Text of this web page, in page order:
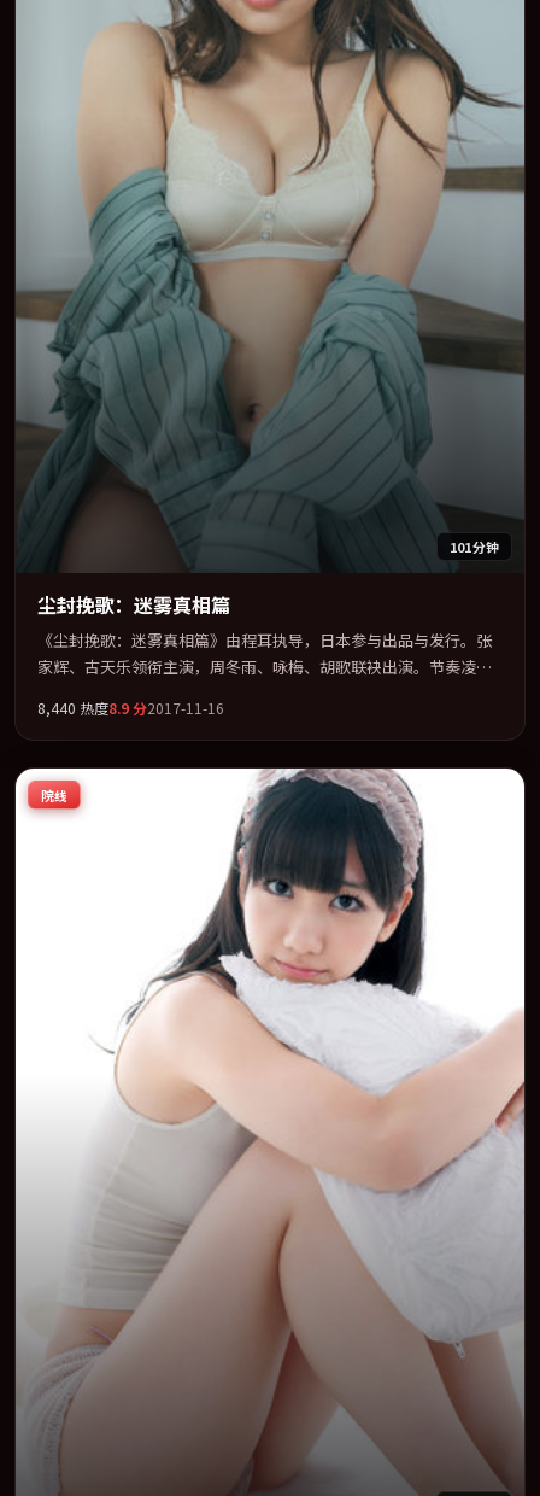
101分钟
尘封挽歌：迷雾真相篇
《尘封挽歌：迷雾真相篇》由程耳执导，日本参与出品与发行。张
家辉、古天乐领衔主演，周冬雨、咏梅、胡歌联袂出演。节奏凌
架，在叙事、表演与视听上力求统一。定于 2017-02-25 在内地院线
及主流平台同步亮相，2017 年度话题片中口碑稳健，适合喜欢强情
节与人物弧光的观众完整观看。
8,440 热度8.9分2017-11-16
院线